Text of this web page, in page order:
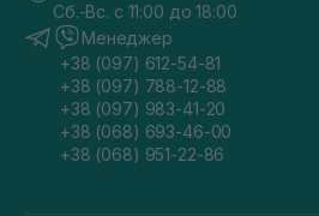
Сб.-Вс. с 11:00 до 18:00
Менеджер
+38 (097) 612-54-81
+38 (097) 788-12-88
+38 (097) 983-41-20
+38 (068) 693-46-00
+38 (068) 951-22-86